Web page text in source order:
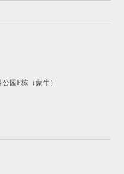
园F栋（蒙牛）